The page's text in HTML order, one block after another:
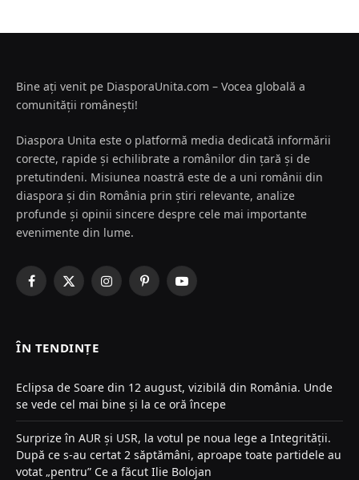
Bine ați venit pe DiasporaUnita.com – Vocea globală a
comunității românești!
Diaspora Unita este o platformă media dedicată informării
corecte, rapide și echilibrate a românilor din țară și de
pretutindeni. Misiunea noastră este de a uni românii din
diaspora și din România prin știri relevante, analize
profunde și opinii sincere despre cele mai importante
evenimente din lume.
Facebook
X
InstagramPinterestYouTube
ÎN TENDINȚE
Eclipsa de Soare din 12 august, vizibilă din România. Unde
se vede cel mai bine și la ce oră începe
Surprize în AUR și USR, la votul pe noua lege a Integrității.
După ce s-au certat 2 săptămâni, aproape toate partidele au
votat „pentru” Ce a făcut Ilie Bolojan